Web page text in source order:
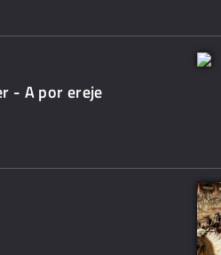
- A por ereje